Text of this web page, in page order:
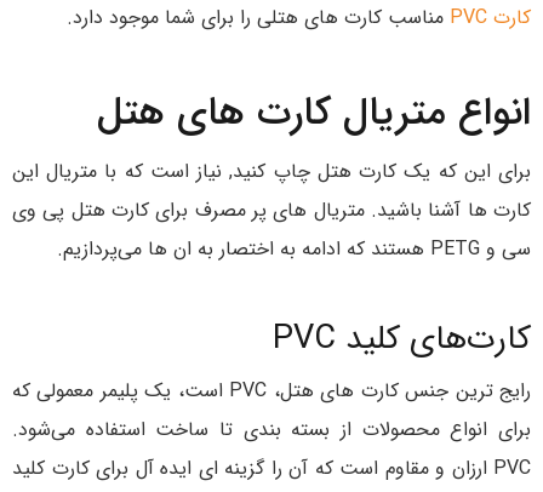
کارت PVC
مناسب کارت های هتلی را برای شما موجود دارد.
انواع متریال کارت های هتل
برای این که یک کارت هتل چاپ کنید, نیاز است که با متریال این
کارت ها آشنا باشید. متریال های پر مصرف برای کارت هتل پی وی
سی و PETG هستند که ادامه به اختصار به ان ها می‌پردازیم.
کارت‌های کلید PVC
رایج ترین جنس کارت های هتل، PVC است، یک پلیمر معمولی که
برای انواع محصولات از بسته بندی تا ساخت استفاده می‌شود.
PVC ارزان و مقاوم است که آن را گزینه ای ایده آل برای کارت کلید